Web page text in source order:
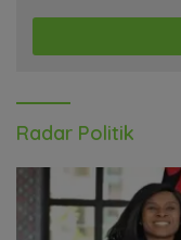
Radar Politik